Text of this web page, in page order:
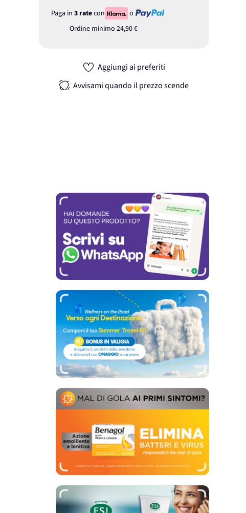
Paga in 3 ratecon
o
Ordine minimo 24,90 €
Aggiungi ai preferiti
Avvisami quando il prezzo scende